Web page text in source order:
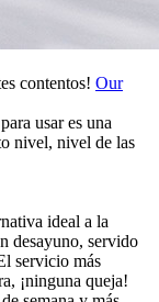
contentos! Our
usar es una
nivel, nivel de las
ideal a la
desayuno, servido
servicio más
¡ninguna queja!